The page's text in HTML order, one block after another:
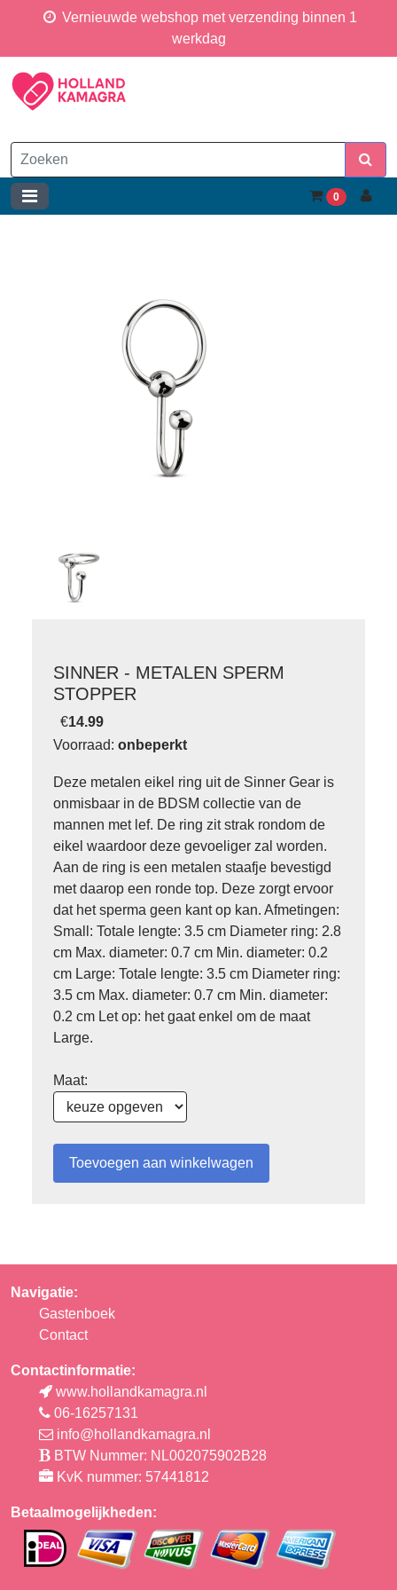
Vernieuwde webshop met verzending binnen 1
werkdag
0
SINNER - METALEN SPERM
STOPPER
€14.99
Voorraad: onbeperkt
Deze metalen eikel ring uit de Sinner Gear is
onmisbaar in de BDSM collectie van de
mannen met lef. De ring zit strak rondom de
eikel waardoor deze gevoeliger zal worden.
Aan de ring is een metalen staafje bevestigd
met daarop een ronde top. Deze zorgt ervoor
dat het sperma geen kant op kan. Afmetingen:
Small: Totale lengte: 3.5 cm Diameter ring: 2.8
cm Max. diameter: 0.7 cm Min. diameter: 0.2
cm Large: Totale lengte: 3.5 cm Diameter ring:
3.5 cm Max. diameter: 0.7 cm Min. diameter:
0.2 cm Let op: het gaat enkel om de maat
Large.
Maat:
Navigatie:
Gastenboek
Contact
Contactinformatie:
www.hollandkamagra.nl
06-16257131
info@hollandkamagra.nl
BTW Nummer: NL002075902B28
KvK nummer: 57441812
Betaalmogelijkheden: